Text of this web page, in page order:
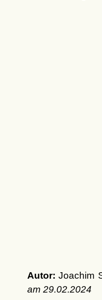
Autor: Joachim
am 29.02.2024